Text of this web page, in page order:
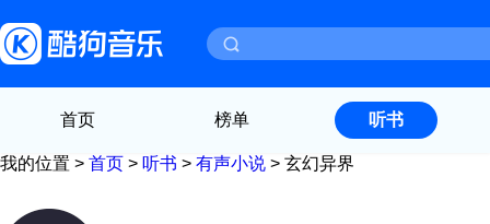
首页 榜单 听书
我的位置 > 首页 > 听书 > 有声小说 > 玄幻异界